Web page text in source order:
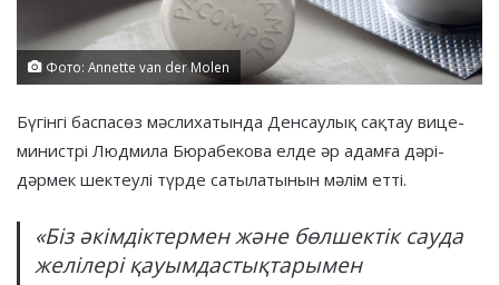
Фото: Annette van der Molen
Бүгінгі баспасөз мәслихатында Денсаулық сақтау вице-
министрі Людмила Бюрабекова елде әр адамға дәрі-
дәрмек шектеулі түрде сатылатынын мәлім етті.
«Біз әкімдіктермен және бөлшектік сауда
желілері қауымдастықтарымен